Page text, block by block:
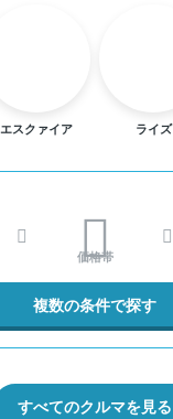
エスクァイア ライズ
価格帯
複数の条件で探す
すべてのクルマを見る